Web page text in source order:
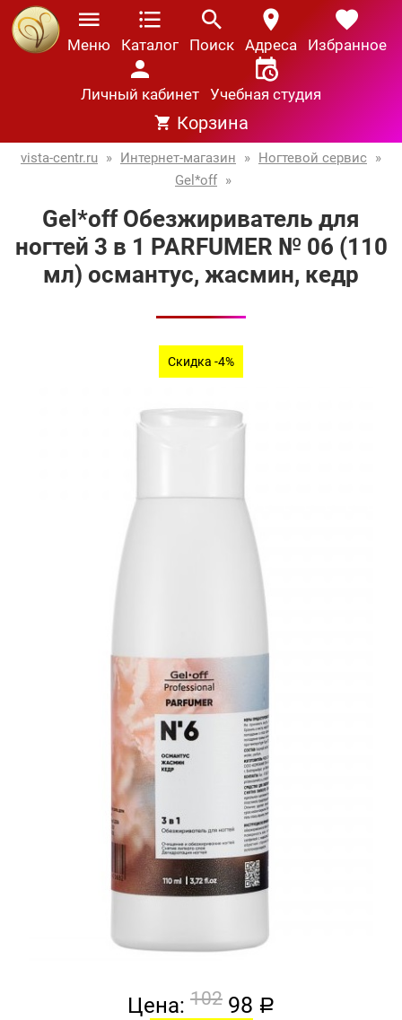
Меню Каталог Поиск Адреса Избранное
Личный кабинет Учебная студия
Корзина
vista-centr.ru » Интернет-магазин » Ногтевой сервис »
Gel*off »
Gel*off Обезжириватель для
ногтей 3 в 1 PARFUMER № 06 (110
мл) османтус, жасмин, кедр
Скидка -4%
Цена: 102 98 a